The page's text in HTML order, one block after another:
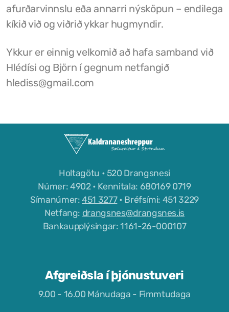
afurðarvinnslu eða annarri nýsköpun – endilega
kíkið við og viðrið ykkar hugmyndir.
Ykkur er einnig velkomið að hafa samband við
Hlédísi og Björn í gegnum netfangið
hlediss@gmail.com
Holtagötu • 520 Drangsnesi
Númer: 4902 • Kennitala: 680169 0719
Símanúmer:451 3277• Bréfsími: 451 3229
Netfang: drangsnes@drangsnes.is
Bankaupplýsingar: 1161-26-000107
Afgreiðsla í þjónustuveri
9.00 - 16.00 Mánudaga - Fimmtudaga
Gönguleiðir í Kaldrananeshreppi
Hafnir í Kaldrananeshreppi
Fiskvinnslan Drangur
Útgerðarfélagið Skúli
Sundlaugin á Drangsnesi
Gvendarlaug hins góða
Líkamsræktarstöð Drangsness
Pottarnir á Drangsnesi